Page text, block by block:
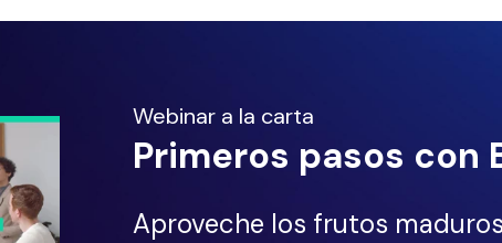
Webinar a la carta
Primeros pasos con
Aproveche los frutos